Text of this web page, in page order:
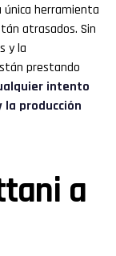
única herramienta
atrasados. Sin
y la
prestando
intento
producción
a